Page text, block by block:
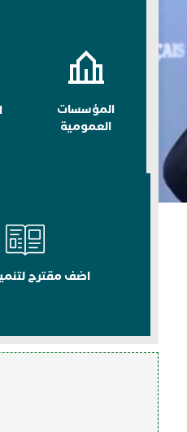
المؤسسات
العمومية
اضف مقترح